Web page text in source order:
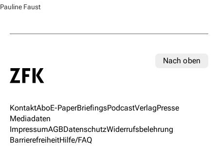
Pauline Faust
Nach oben
KontaktAboE-PaperBriefingsPodcastVerlagPresse
Mediadaten
ImpressumAGBDatenschutzWiderrufsbelehrung
BarrierefreiheitHilfe/FAQ